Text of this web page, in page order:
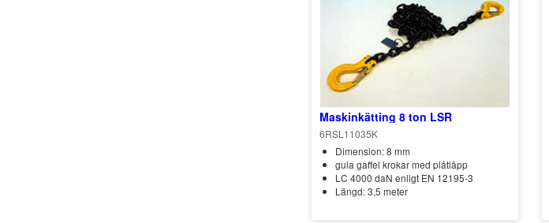
Maskinkätting 8 ton LSR
6RSL11035K
Dimension: 8 mm
gula gaffel krokar med plåtläpp
LC 4000 daN enligt EN 12195-3
Längd: 3,5 meter